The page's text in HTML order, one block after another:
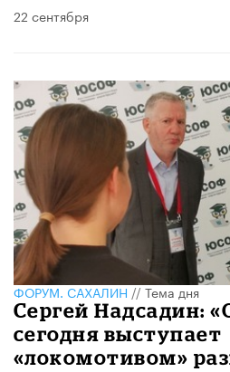
22 сентября
ФОРУМ. САХАЛИН//Тема дня
Сергей Надсадин:
сегодня выступает
«локомотивом»